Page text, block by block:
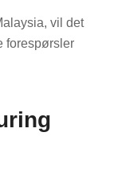
vil det
forespørsler